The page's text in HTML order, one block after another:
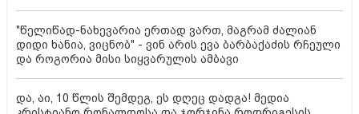
"წელიწად-ნახევარია ერთად ვართ, მაგრამ ძალიან
დიდი ხანია, ვიცნობ" - ვინ არის ევა ბარბაქაძის რჩეული
და როგორია მისი სიყვარულის ამბავი
და, აი, 10 წლის შემდეგ, ეს დღეც დადგა! მედია